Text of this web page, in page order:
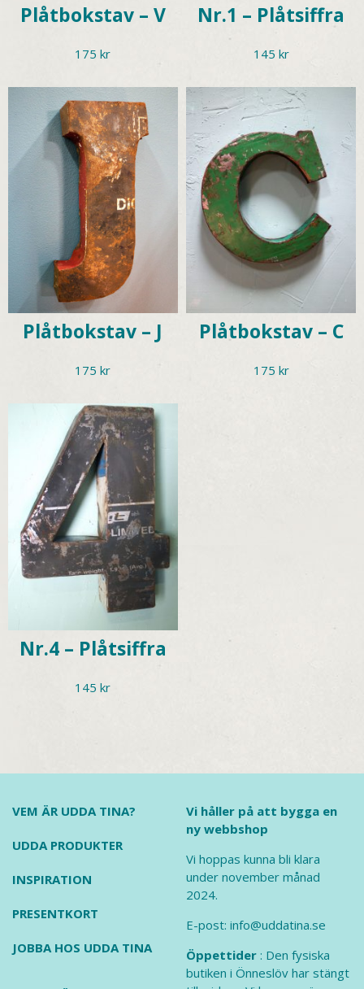
Plåtbokstav – V
175kr
Nr.1 – Plåtsiffra
145 kr
Plåtbokstav – J
175kr
Plåtbokstav – C
175 kr
Nr.4 – Plåtsiffra
145kr
VEM ÄR UDDA TINA?
UDDA PRODUKTER
INSPIRATION
PRESENTKORT
JOBBA HOS UDDA TINA
Vi håller på att bygga en
ny webbshop
Vi hoppas kunna bli klara
under november månad
2024.
E-post: info@uddatina.se
Öppettider : Den fysiska
butiken i Önneslöv har stängt